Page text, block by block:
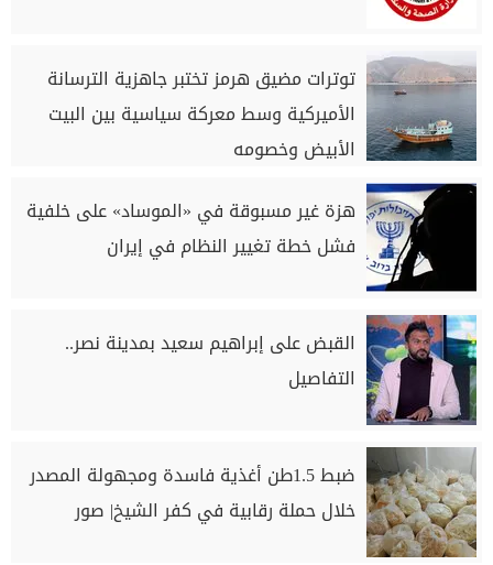
توترات مضيق هرمز تختبر جاهزية الترسانة
الأميركية وسط معركة سياسية بين البيت
الأبيض وخصومه
هزة غير مسبوقة في «الموساد» على خلفية
فشل خطة تغيير النظام في إيران
القبض على إبراهيم سعيد بمدينة نصر..
التفاصيل
ضبط 1.5طن أغذية فاسدة ومجهولة المصدر
خلال حملة رقابية في كفر الشيخ| صور